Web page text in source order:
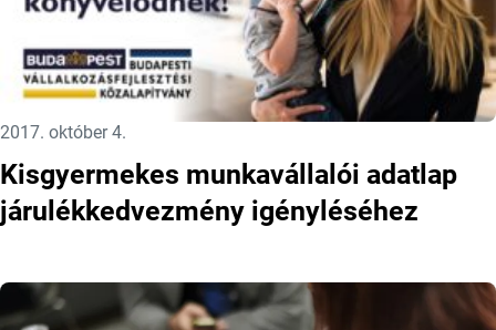
Közzétéve:
2017. október 4.
Kisgyermekes munkavállalói adatlap
járulékkedvezmény igényléséhez